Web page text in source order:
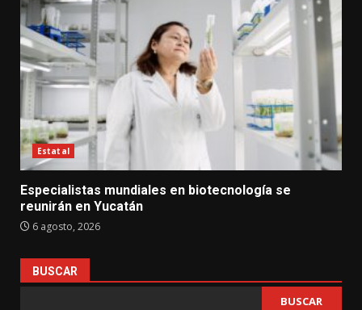
Estatal
Especialistas mundiales en biotecnología se
reunirán en Yucatán
6 agosto, 2026
BUSCAR
BUSCAR